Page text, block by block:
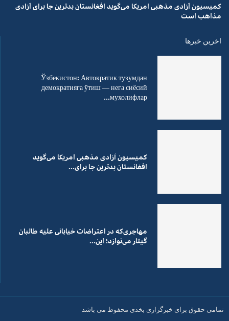
کمیسیون آزادی مذهبی امریکا می‌گوید افغانستان بدترین جا برای آزادی
مذاهب است
اخرین خبرها
Ўзбекистон: Автократик тузумдан
демократияга ўтиш — нега сиёсий
мухолифлар...
کمیسیون آزادی مذهبی امریکا می‌گوید
افغانستان بدترین جا برای...
مهاجری‌که در اعتراضات خیابانی علیه طالبان
گیتار می‌نوازد؛ این...
تمامی حقوق برای خبرگزاری بخدی محفوظ می باشد